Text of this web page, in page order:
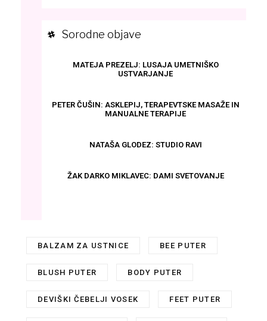
Sorodne objave
MATEJA PREZELJ: LUSAJA UMETNIŠKO
USTVARJANJE
PETER ČUŠIN: ASKLEPIJ, TERAPEVTSKE MASAŽE IN
MANUALNE TERAPIJE
NATAŠA GLODEZ: STUDIO RAVI
ŽAK DARKO MIKLAVEC: DAMI SVETOVANJE
BALZAM ZA USTNICE BEE PUTER
BLUSH PUTER BODY PUTER
DEVIŠKI ČEBELJI VOSEK FEET PUTER